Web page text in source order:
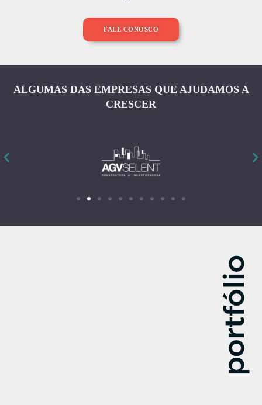
FALE CONOSCO
ALGUMAS DAS EMPRESAS QUE AJUDAMOS A
CRESCER